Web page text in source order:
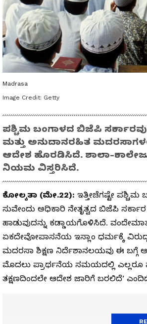
Madrasa
Image Credit: Getty
ಪಶ್ಚಿಮ ಬಂಗಾಳದ ಬಿಜೆಪಿ
ಮತ್ತು ಅನುದಾನರಹಿತ
ಆದೇಶ ಹೊರಡಿಸಿದೆ. ಶಾಲಾ-
ನಿಯಮ ವಿಸ್ತರಿಸಿದೆ.
ಕೋಲ್ಕತಾ (ಮೇ.22): ಇತ್ತೀಚೆಗಷ್ಟೇ
ಸುವೇಂದು ಅಧಿಕಾರಿ ನೇತೃತ್ವದ ಬಿಜೆಪಿ
ಹಾಡುವುದನ್ನು ಕಡ್ಡಾಯಗೊಳಿಸಿದೆ.
ಏಕದೇವೋಪಾಸನೆಯ ಇಸ್ಲಾಂ ಧರ್ಮಕ್ಕೆ
ಮದರಸಾ ಶಿಕ್ಷಣ ನಿರ್ದೆಶಾನಲಯವು ಈ ಬಗ್ಗೆ
ಮೊದಲು ಪ್ರಾರ್ಥನೆಯ ಸಮಯದಲ್ಲಿ ಎಲ್ಲರೂ
ತಕ್ಷಣದಿಂದಲೇ ಆದೇಶ ಜಾರಿಗೆ ಬರಲಿದೆ’